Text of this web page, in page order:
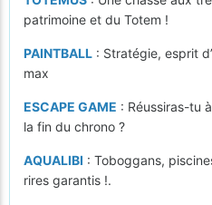
patrimoine et du Totem !
PAINTBALL : Stratégie, esprit
max
ESCAPE GAME : Réussiras-tu
la fin du chrono ?
AQUALIBI : Toboggans,
rires garantis !.